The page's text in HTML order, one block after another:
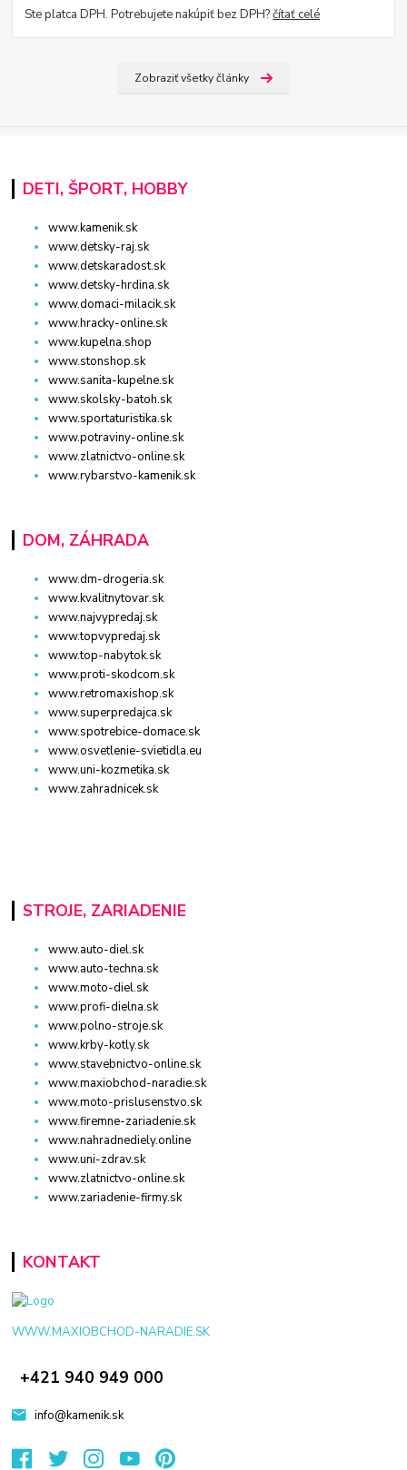
Ste platca DPH. Potrebujete nakúpiť bez DPH?čítať celé
Zobraziť všetky články
DETI, ŠPORT, HOBBY
www.kamenik.sk
www.detsky-raj.sk
www.detskaradost.sk
www.detsky-hrdina.sk
www.domaci-milacik.sk
www.hracky-online.sk
www.kupelna.shop
www.stonshop.sk
www.sanita-kupelne.sk
www.skolsky-batoh.sk
www.sportaturistika.sk
www.potraviny-online.sk
www.zlatnictvo-online.sk
www.rybarstvo-kamenik.sk
DOM, ZÁHRADA
www.dm-drogeria.sk
www.kvalitnytovar.sk
www.najvypredaj.sk
www.topvypredaj.sk
www.top-nabytok.sk
www.proti-skodcom.sk
www.retromaxishop.sk
www.superpredajca.sk
www.spotrebice-domace.sk
www.osvetlenie-svietidla.eu
www.uni-kozmetika.sk
www.zahradnicek.sk
STROJE, ZARIADENIE
www.auto-diel.sk
www.auto-techna.sk
www.moto-diel.sk
www.profi-dielna.sk
www.polno-stroje.sk
www.krby-kotly.sk
www.stavebnictvo-online.sk
www.maxiobchod-naradie.sk
www.moto-prislusenstvo.sk
www.firemne-zariadenie.sk
www.nahradnediely.online
www.uni-zdrav.sk
www.zlatnictvo-online.sk
www.zariadenie-firmy.sk
KONTAKT
WWW.MAXIOBCHOD-NARADIE.SK
+421 940 949 000
info@kamenik.sk